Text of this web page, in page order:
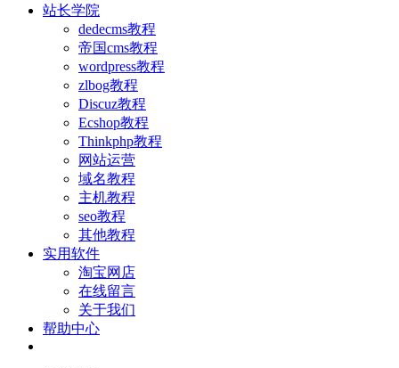
站长学院
dedecms教程
帝国cms教程
wordpress教程
zlbog教程
Discuz教程
Ecshop教程
Thinkphp教程
网站运营
域名教程
主机教程
seo教程
其他教程
实用软件
淘宝网店
在线留言
关于我们
帮助中心